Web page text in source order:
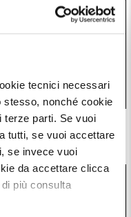
tecnici necessari
stesso, nonché cookie
terze parti. Se vuoi
tutti, se vuoi accettare
se invece vuoi
da accettare clicca
più consulta
all’AI. Da marzo